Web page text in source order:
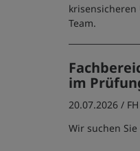
Team.
im
20.07.2026 /
Wir suchen